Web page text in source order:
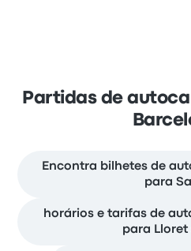
Partidas de
Encontra bilhetes de
para
horários e tarifas de
para Lloret